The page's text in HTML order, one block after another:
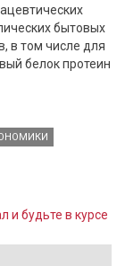
бытовых
в том числе для
белок протеин
и будьте в курсе